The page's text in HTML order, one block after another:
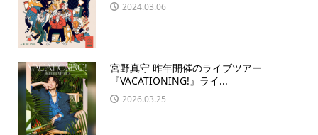
2024.03.06
宮野真守 昨年開催のライブツアー
『VACATIONING!』ライ...
2026.03.25